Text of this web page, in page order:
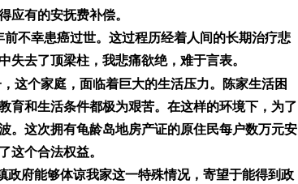
应有的安抚费补偿。
前不幸患癌过世。 这过程历经着人间的长期治疗悲
失去了顶梁柱，我悲痛欲绝，难于言表。
这个家庭，面临着巨大的生活压力。
陈家生活困
育和生活条件都极为艰苦。在这样的环境下，为了
。 这次拥有龟龄岛地房产证的原住民每户数万元安
这个合法权益。
政府能够体谅我家这一特殊情况， 寄望于能得到政